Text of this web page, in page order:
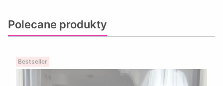
Polecane produkty
Bestseller